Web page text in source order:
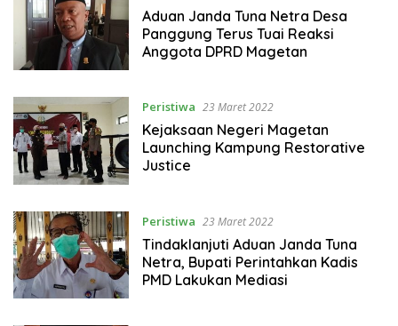
Aduan Janda Tuna Netra Desa
Panggung Terus Tuai Reaksi
Anggota DPRD Magetan
Peristiwa 23 Maret 2022
Kejaksaan Negeri Magetan
Launching Kampung Restorative
Justice
Peristiwa 23 Maret 2022
Tindaklanjuti Aduan Janda Tuna
Netra, Bupati Perintahkan Kadis
PMD Lakukan Mediasi